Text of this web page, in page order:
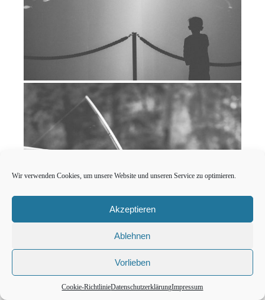
Wir verwenden Cookies, um unsere Website und unseren Service zu optimieren.
Akzeptieren
Ablehnen
Vorlieben
Cookie-RichtlinieDatenschutzerklärungImpressum